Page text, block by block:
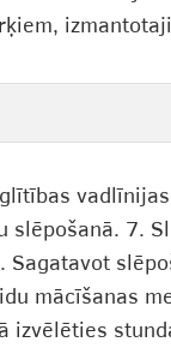
slēpošanā. 7.
Sagatavot
mācīšanas
izvēlēties